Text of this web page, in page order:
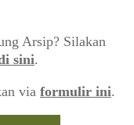
Arsip? Silakan
sini.
via formulir ini.